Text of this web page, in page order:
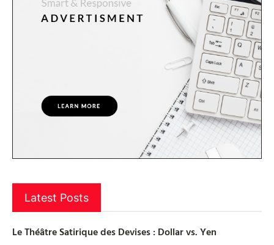
Latest Posts
Le Théâtre Satirique des Devises : Dollar vs. Yen